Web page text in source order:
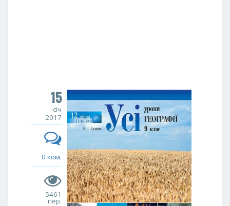
15
січ
2017
0 ком.
5461
пер.